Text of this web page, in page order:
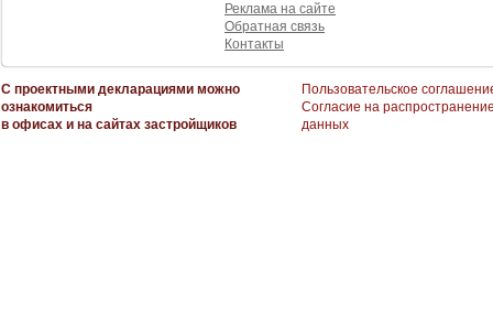
Реклама на сайте
Обратная связь
Контакты
С проектными декларациями можно
ознакомиться
в офисах и на сайтах застройщиков
Пользовательское
Согласие на
данных